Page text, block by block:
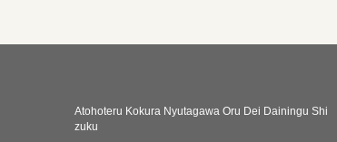
Atohoteru Kokura Nyutagawa Oru Dei Dainingu Shi
zuku